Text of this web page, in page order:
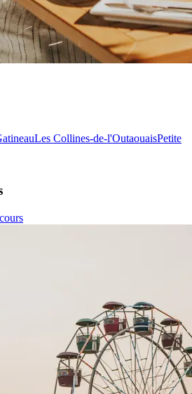
Les Collines-de-l'OutaouaisPetite